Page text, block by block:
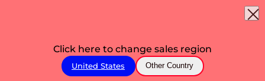
Click here to change sales region
United States Other Country